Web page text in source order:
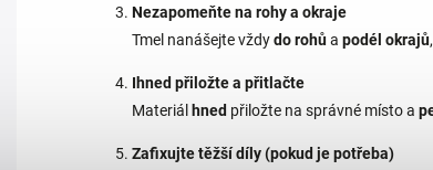
Nezapomeňte na rohy a okraje
Tmel nanášejte vždydo rohůa podél okrajů
Ihned přiložte a přitlačte
Materiál hned přiložte na správné místo a
Zafixujte těžší díly (pokud je potřeba)